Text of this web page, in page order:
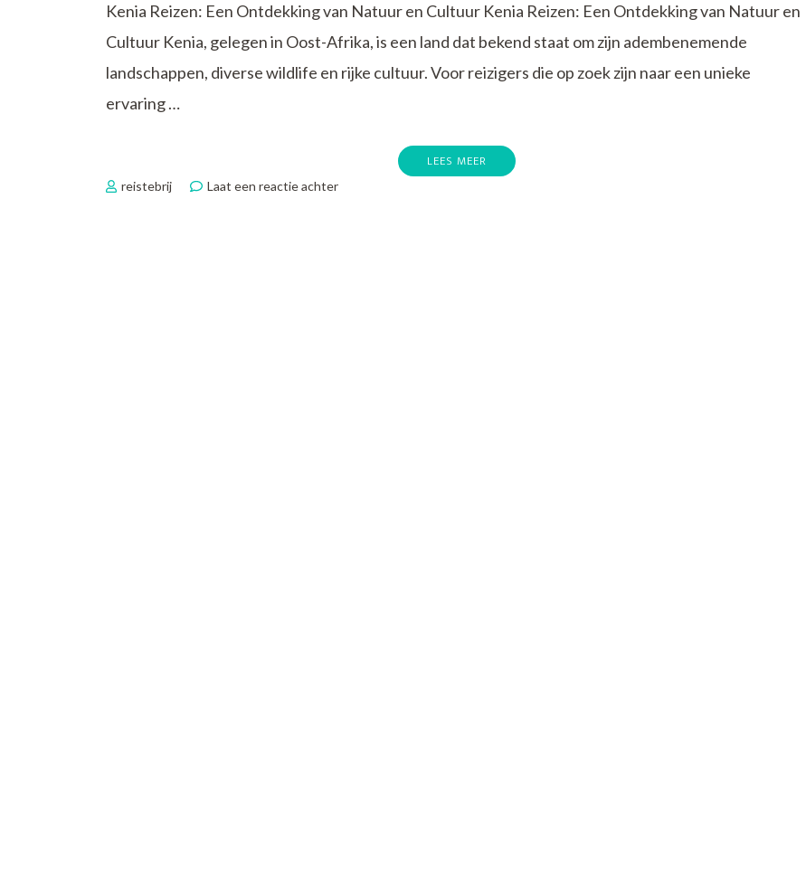
Kenia Reizen: Een Ontdekking van Natuur en Cultuur Kenia Reizen: Een Ontdekking van Natuur en
Cultuur Kenia, gelegen in Oost-Afrika, is een land dat bekend staat om zijn adembenemende
landschappen, diverse wildlife en rijke cultuur. Voor reizigers die op zoek zijn naar een unieke
ervaring …
LEES MEER
reistebrij Laat een reactie achterop